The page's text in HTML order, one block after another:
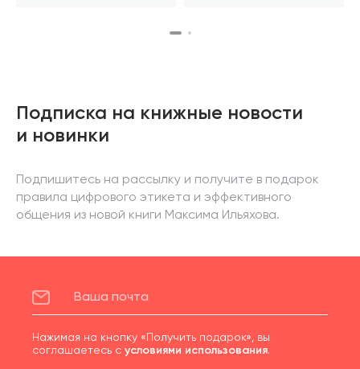
Подписка на книжные новости
и новинки
Подпишитесь на рассылку и получите в подарок
правила цифрового этикета и эффективного
общения из новой книги Максима Ильяхова.
Нажимая на кнопку «Получить подарок», вы
соглашаетесь с условиями использования.